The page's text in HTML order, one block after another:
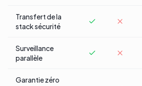
Transfert de la
stack sécurité
Surveillance
parallèle
Garantie zéro